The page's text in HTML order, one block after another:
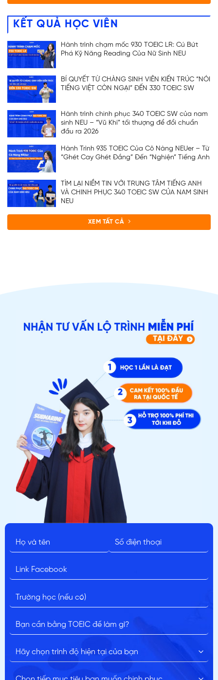
KẾT QUẢ HỌC VIÊN
Hành trình chạm mốc 930 TOEIC LR: Cú Bứt
Phá Kỹ Năng Reading Của Nữ Sinh NEU
BÍ QUYẾT TỪ CHÀNG SINH VIÊN KIẾN TRÚC “NÓI
TIẾNG VIỆT CÒN NGẠI” ĐẾN 330 TOEIC SW
Hành trình chinh phục 340 TOEIC SW của nam
sinh NEU – “Vũ Khí” tối thượng để đổi chuẩn
đầu ra 2026
Hành Trình 935 TOEIC Của Cô Nàng NEUer – Từ
“Ghét Cay Ghét Đắng” Đến “Nghiện” Tiếng Anh
TÌM LẠI NIỀM TIN VỚI TRUNG TÂM TIẾNG ANH
VÀ CHINH PHỤC 340 TOEIC SW CỦA NAM SINH
NEU
XEM TẤT CẢ